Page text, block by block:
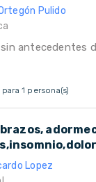
Pulido
antecedentes
para 1 persona(s)
Lopez